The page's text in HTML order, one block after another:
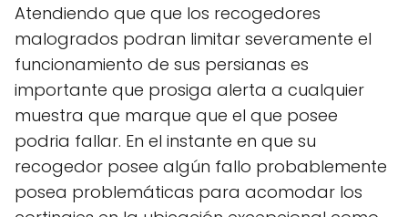
Atendiendo que que los recogedores
malogrados podran limitar severamente el
funcionamiento de sus persianas es
importante que prosiga alerta a cualquier
muestra que marque que el que posee
podria fallar. En el instante en que su
recogedor posee algún fallo probablemente
posea problemáticas para acomodar los